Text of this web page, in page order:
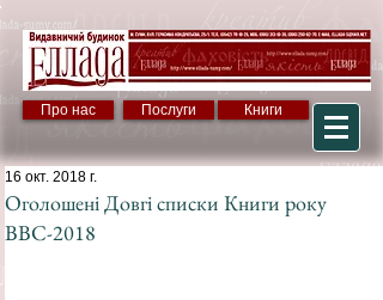
Про нас Послуги Книги
Оголошені Довгі списки Книги року
ВВС-2018
16 окт. 2018 г.